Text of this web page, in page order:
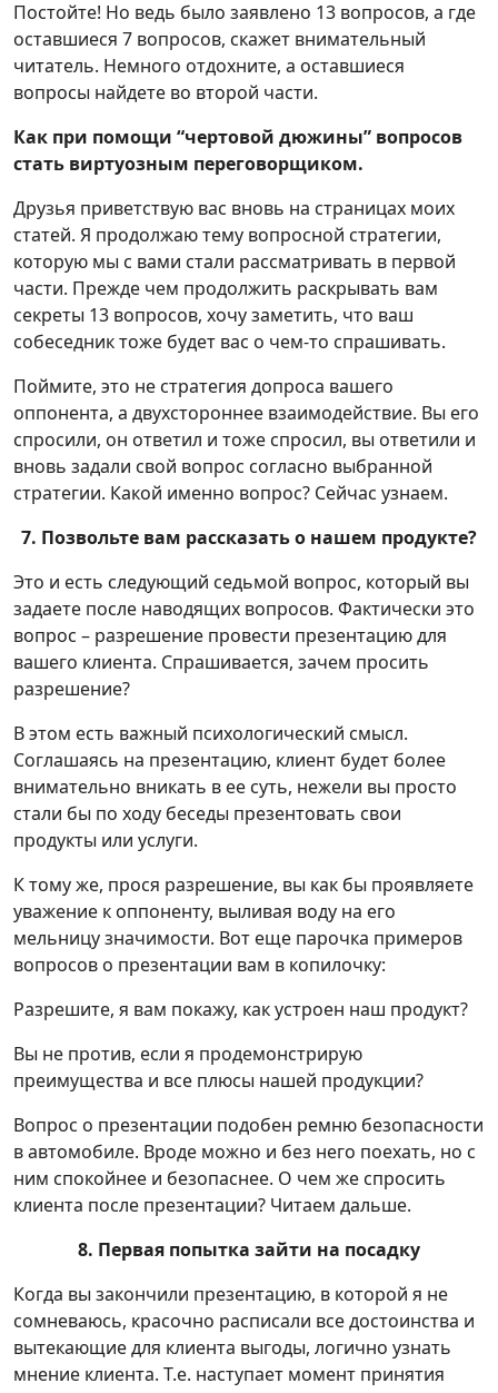
Постойте! Но ведь было заявлено 13 вопросов, а где
оставшиеся 7 вопросов, скажет внимательный
читатель. Немного отдохните, а оставшиеся
вопросы найдете во второй части.
Как при помощи “чертовой дюжины” вопросов
стать виртуозным переговорщиком.
Друзья приветствую вас вновь на страницах моих
статей. Я продолжаю тему вопросной стратегии,
которую мы с вами стали рассматривать в первой
части. Прежде чем продолжить раскрывать вам
секреты 13 вопросов, хочу заметить, что ваш
собеседник тоже будет вас о чем-то спрашивать.
Поймите, это не стратегия допроса вашего
оппонента, а двухстороннее взаимодействие. Вы его
спросили, он ответил и тоже спросил, вы ответили и
вновь задали свой вопрос согласно выбранной
стратегии. Какой именно вопрос? Сейчас узнаем.
7. Позвольте вам рассказать о нашем продукте?
Это и есть следующий седьмой вопрос, который вы
задаете после наводящих вопросов. Фактически это
вопрос – разрешение провести презентацию для
вашего клиента. Спрашивается, зачем просить
разрешение?
В этом есть важный психологический смысл.
Соглашаясь на презентацию, клиент будет более
внимательно вникать в ее суть, нежели вы просто
стали бы по ходу беседы презентовать свои
продукты или услуги.
К тому же, прося разрешение, вы как бы проявляете
уважение к оппоненту, выливая воду на его
мельницу значимости. Вот еще парочка примеров
вопросов о презентации вам в копилочку:
Разрешите, я вам покажу, как устроен наш продукт?
Вы не против, если я продемонстрирую
преимущества и все плюсы нашей продукции?
Вопрос о презентации подобен ремню безопасности
в автомобиле. Вроде можно и без него поехать, но с
ним спокойнее и безопаснее. О чем же спросить
клиента после презентации? Читаем дальше.
8. Первая попытка зайти на посадку
Когда вы закончили презентацию, в которой я не
сомневаюсь, красочно расписали все достоинства и
вытекающие для клиента выгоды, логично узнать
мнение клиента. Т.е. наступает момент принятия